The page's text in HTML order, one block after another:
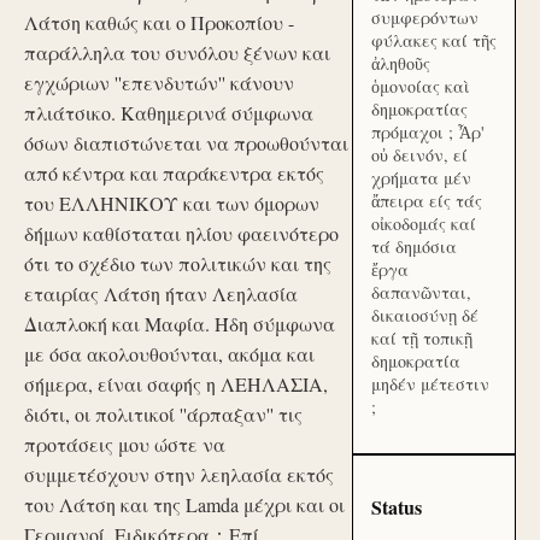
Λάτση καθώς και ο Προκοπίου -
παράλληλα του συνόλου ξένων και
εγχώριων ''επενδυτών'' κάνουν
πλιάτσικο. Καθημερινά σύμφωνα
όσων διαπιστώνεται να προωθούνται
από κέντρα και παράκεντρα εκτός
του ΕΛΛΗΝΙΚΟΥ και των όμορων
δήμων καθίσταται ηλίου φαεινότερο
ότι το σχέδιο των πολιτικών και της
εταιρίας Λάτση ήταν Λεηλασία
Διαπλοκή και Μαφία. Ήδη σύμφωνα
με όσα ακολουθούνται, ακόμα και
σήμερα, είναι σαφής η ΛΕΗΛΑΣΙΑ,
διότι, οι πολιτικοί ''άρπαξαν'' τις
προτάσεις μου ώστε να
συμμετέσχουν στην λεηλασία εκτός
του Λάτση και της Lamda μέχρι και οι
Γερμανοί. Ειδικότερα：Επί
συμφερόντων
φύλακες καί τῆς
ἀληθοῦς
ὁμονοίας καὶ
δημοκρατίας
πρόμαχοι ; Ἆρ'
οὐ δεινόν, εί
χρήματα μέν
ἄπειρα είς τάς
οἰκοδομάς καί
τά δημόσια
ἔργα
δαπανῶνται,
δικαιοσύνῃ δέ
καί τῇ τοπικῇ
δημοκρατία
μηδέν μέτεστιν
;
Status